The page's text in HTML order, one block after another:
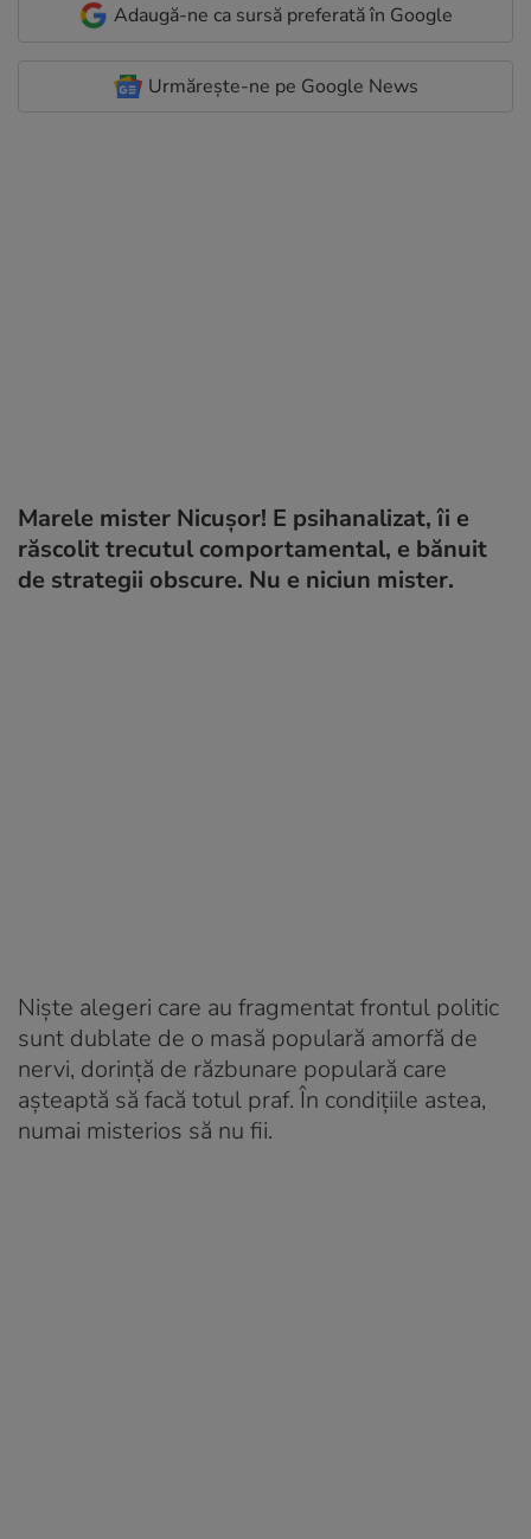
Adaugă-ne ca sursă preferată în Google
Urmărește-ne pe Google News
Marele mister Nicușor! E psihanalizat, îi e
răscolit trecutul comportamental, e bănuit
de strategii obscure. Nu e niciun mister.
Niște alegeri care au fragmentat frontul politic
sunt dublate de o masă populară amorfă de
nervi, dorință de răzbunare populară care
așteaptă să facă totul praf. În condițiile astea,
numai misterios să nu fii.